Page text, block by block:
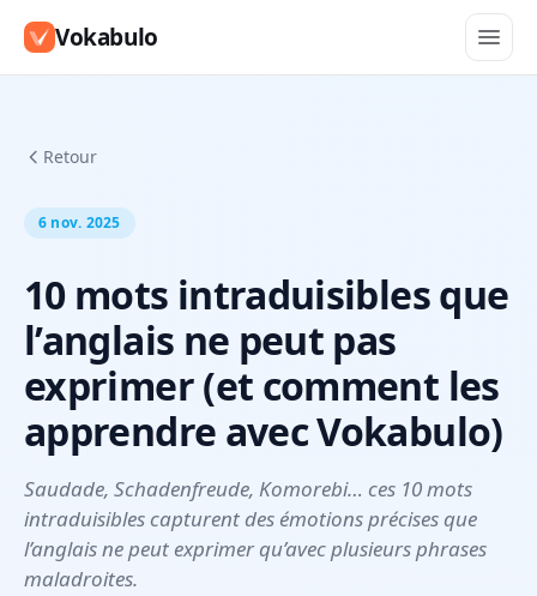
Vokabulo
Retour
6 nov. 2025
10 mots intraduisibles que
l’anglais ne peut pas
exprimer (et comment les
apprendre avec Vokabulo)
Saudade, Schadenfreude, Komorebi… ces 10 mots
intraduisibles capturent des émotions précises que
l’anglais ne peut exprimer qu’avec plusieurs phrases
maladroites.